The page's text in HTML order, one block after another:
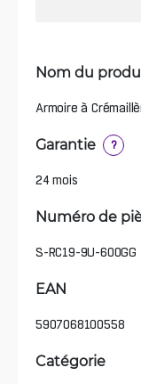
Nom du
Armoire à
Garantie ?
24 mois
Numéro de
S-RC19-9U-600GG
EAN
5907068100558
Catégorie